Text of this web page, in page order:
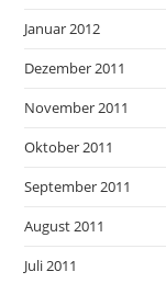
Januar 2012
Dezember 2011
November 2011
Oktober 2011
September 2011
August 2011
Juli 2011